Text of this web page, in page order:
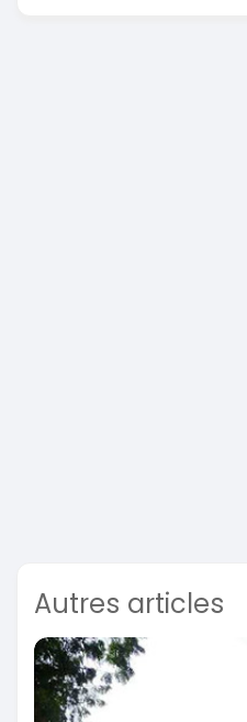
Autres articles